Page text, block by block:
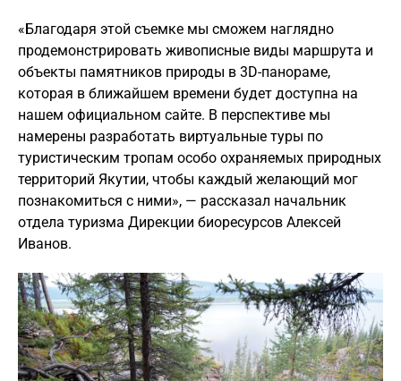
«Благодаря этой съемке мы сможем наглядно
продемонстрировать живописные виды маршрута и
объекты памятников природы в 3D-панораме,
которая в ближайшем времени будет доступна на
нашем официальном сайте. В перспективе мы
намерены разработать виртуальные туры по
туристическим тропам особо охраняемых природных
территорий Якутии, чтобы каждый желающий мог
познакомиться с ними», — рассказал начальник
отдела туризма Дирекции биоресурсов Алексей
Иванов.